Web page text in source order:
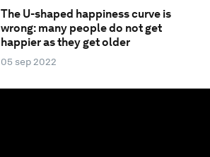
The U-shaped happiness curve is
wrong: many people do not get
happier as they get older
05 sep 2022